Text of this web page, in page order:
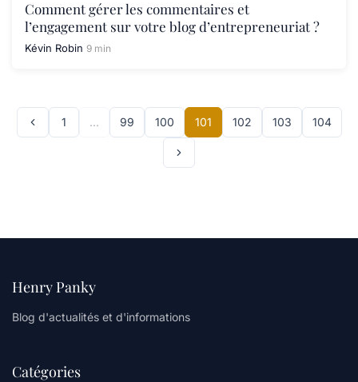
Comment gérer les commentaires et
l’engagement sur votre blog d’entrepreneuriat ?
Kévin Robin 9 min
1 … 99 100 101 102 103 104
Henry Panky
Blog d'actualités et d'informations
Catégories